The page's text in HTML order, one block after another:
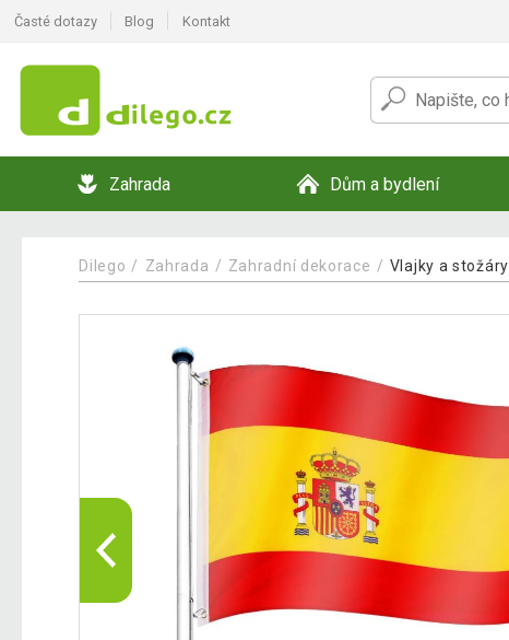
Časté dotazy Blog Kontakt
Zahrada Dům a bydlení
Dilego Zahrada Zahradní dekorace Vlajky a stožáry